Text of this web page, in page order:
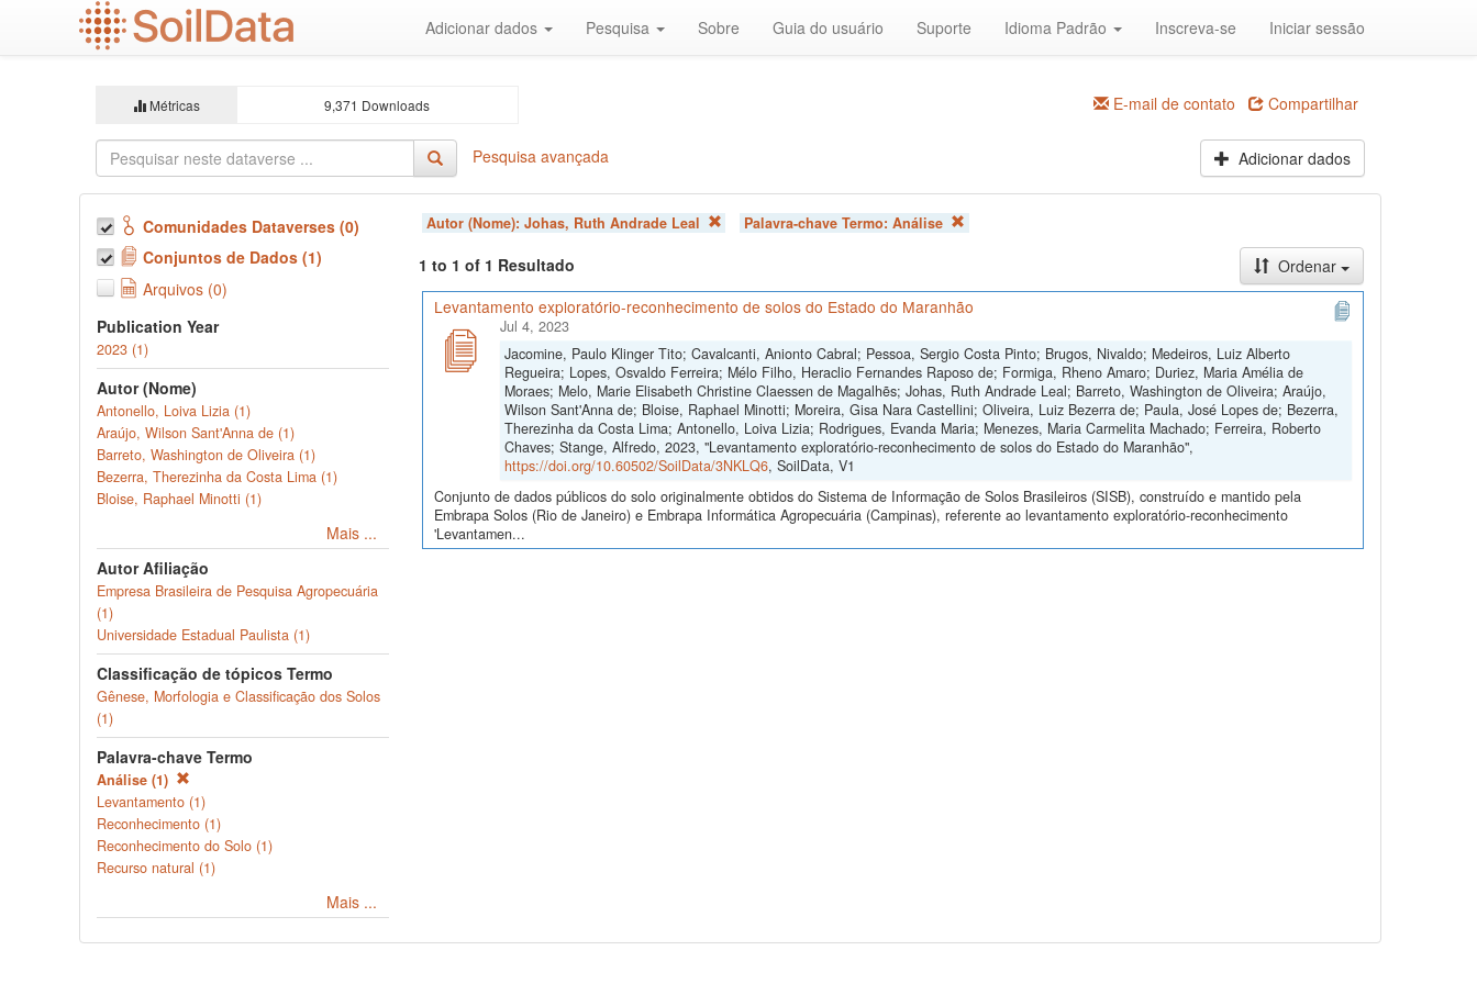
Adicionar dados Pesquisa Sobre Guia do usuário Suporte Idioma Padrão Inscreva-se Iniciar sessão
Métricas 9,371 Downloads E-mail de contato Compartilhar
Pesquisa avançada Adicionar dados
Comunidades Dataverses (0)
Conjuntos de Dados (1)
Arquivos (0)
Publication Year
2023 (1)
Autor (Nome)
Antonello, Loiva Lizia (1)
Araújo, Wilson Sant'Anna de (1)
Barreto, Washington de Oliveira (1)
Bezerra, Therezinha da Costa Lima (1)
Bloise, Raphael Minotti (1)
Mais ...
Autor Afiliação
Empresa Brasileira de Pesquisa Agropecuária
(1)
Universidade Estadual Paulista (1)
Classificação de tópicos Termo
Gênese, Morfologia e Classificação dos Solos
(1)
Palavra-chave Termo
Análise (1)
Levantamento (1)
Reconhecimento (1)
Reconhecimento do Solo (1)
Recurso natural (1)
Mais ...
Autor (Nome): Johas, Ruth Andrade Leal Palavra-chave Termo: Análise
1 to 1 of 1 Resultado
Ordenar
Levantamento exploratório-reconhecimento de solos do Estado do Maranhão
Jul 4, 2023
Jacomine, Paulo Klinger Tito; Cavalcanti, Anionto Cabral; Pessoa, Sergio Costa Pinto; Brugos, Nivaldo; Medeiros, Luiz Alberto
Regueira; Lopes, Osvaldo Ferreira; Mélo Filho, Heraclio Fernandes Raposo de; Formiga, Rheno Amaro; Duriez, Maria Amélia de
Moraes; Melo, Marie Elisabeth Christine Claessen de Magalhẽs; Johas, Ruth Andrade Leal; Barreto, Washington de Oliveira; Araújo,
Wilson Sant'Anna de; Bloise, Raphael Minotti; Moreira, Gisa Nara Castellini; Oliveira, Luiz Bezerra de; Paula, José Lopes de; Bezerra,
Therezinha da Costa Lima; Antonello, Loiva Lizia; Rodrigues, Evanda Maria; Menezes, Maria Carmelita Machado; Ferreira, Roberto
Chaves; Stange, Alfredo, 2023, "Levantamento exploratório-reconhecimento de solos do Estado do Maranhão",
https://doi.org/10.60502/SoilData/3NKLQ6, SoilData, V1
Conjunto de dados públicos do solo originalmente obtidos do Sistema de Informação de Solos Brasileiros (SISB), construído e mantido pela
Embrapa Solos (Rio de Janeiro) e Embrapa Informática Agropecuária (Campinas), referente ao levantamento exploratório-reconhecimento
'Levantamen...